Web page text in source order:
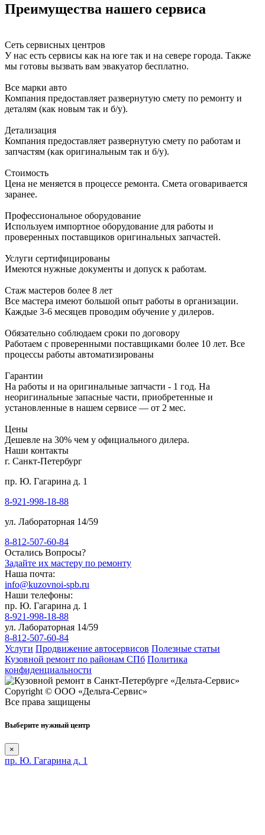
Преимущества нашего сервиса
Сеть сервисных центров
У нас есть сервисы как на юге так и на севере города. Также
мы готовы вызвать вам эвакуатор бесплатно.
Все марки авто
Компания предоставляет развернутую смету по ремонту и
деталям (как новым так и б/у).
Детализация
Компания предоставляет развернутую смету по работам и
запчастям (как оригинальным так и б/у).
Стоимость
Цена не меняется в процессе ремонта. Смета оговаривается
заранее.
Профессиональное оборудование
Используем импортное оборудование для работы и
проверенных поставщиков оригинальных запчастей.
Услуги сертифицированы
Имеются нужные документы и допуск к работам.
Стаж мастеров более 8 лет
Все мастера имеют большой опыт работы в организации.
Каждые 3-6 месяцев проводим обучение у дилеров.
Обязательно соблюдаем сроки по договору
Работаем с проверенными поставщиками более 10 лет. Все
процессы работы автоматизированы
Гарантии
На работы и на оригинальные запчасти - 1 год. На
неоригинальные запасные части, приобретенные и
установленные в нашем сервисе — от 2 мес.
Цены
Дешевле на 30% чем у официального дилера.
Наши контакты
г. Санкт-Петербург
пр. Ю. Гагарина д. 1
8-921-998-18-88
ул. Лабораторная 14/59
8-812-507-60-84
Остались Вопросы?
Задайте их мастеру по ремонту
Наша почта:
info@kuzovnoi-spb.ru
Наши телефоны:
пр. Ю. Гагарина д. 1
8-921-998-18-88
ул. Лабораторная 14/59
8-812-507-60-84
Услуги Продвижение автосервисов Полезные статьи
Кузовной ремонт по районам СПб Политика
конфиденциальности
Copyright © ООО «Дельта-Сервис»
Все права защищены
Выберите нужный центр
×
пр. Ю. Гагарина д. 1